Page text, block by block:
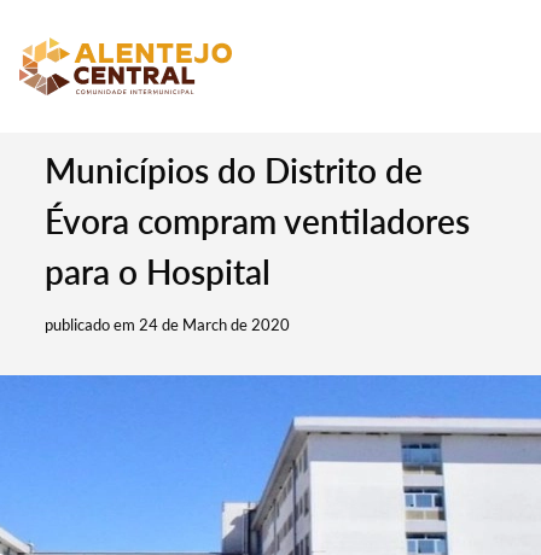
Municípios do Distrito de
Évora compram ventiladores
para o Hospital
publicado em 24 de March de 2020